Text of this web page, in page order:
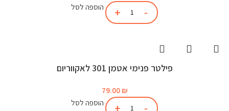
הוספה לסל
פילטר פנימי אטמן 301 לאקווריום
79.00 ₪
הוספה לסל